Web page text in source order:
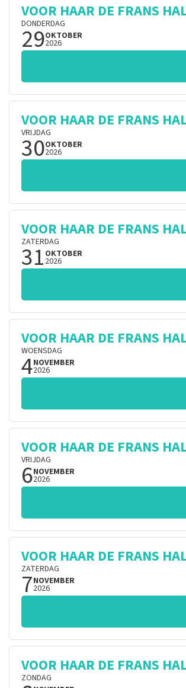
VOOR HAAR DE FRANS
DONDERDAG
29OKTOBER
2026
VOOR HAAR DE FRANS
VRIJDAG
30OKTOBER
2026
VOOR HAAR DE FRANS
ZATERDAG
31 OKTOBER
2026
VOOR HAAR DE FRANS
WOENSDAG
4NOVEMBER
2026
VOOR HAAR DE FRANS
VRIJDAG
6NOVEMBER
2026
VOOR HAAR DE FRANS
ZATERDAG
7NOVEMBER
2026
VOOR HAAR DE FRANS
ZONDAG